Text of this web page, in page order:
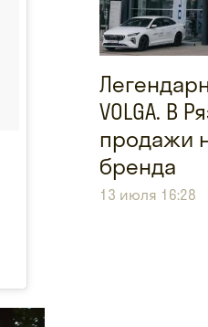
VOLGA. В
продажи
бренда
13 июля 16:28